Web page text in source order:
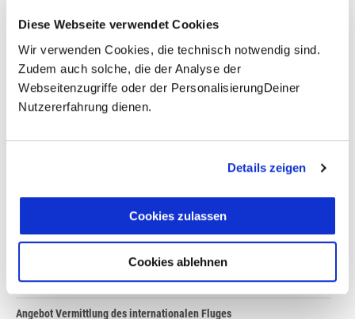
Diese Webseite verwendet Cookies
Wir verwenden Cookies, die technisch notwendig sind.
Zudem auch solche, die der Analyse der
Webseitenzugriffe oder der PersonalisierungDeiner
Nutzererfahrung dienen.
Details zeigen
Cookies zulassen
Cookies ablehnen
Fragen zur Buchung?
8.900,00 €
Reise: Tansania - Traumreise unter den BIG FIVE,
Mindestteilnehmerzahl 2
23.09.2026
Doppelzimmer
Angebot Vermittlung des internationalen Fluges